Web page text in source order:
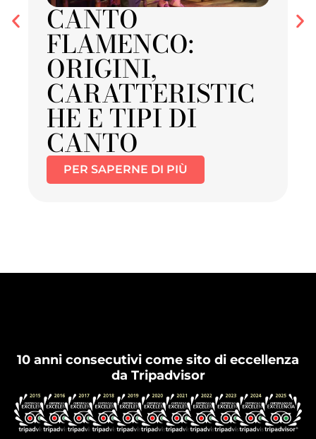
CANTO
FLAMENCO:
ORIGINI,
CARATTERISTIC
HE E TIPI DI
CANTO
PER SAPERNE DI PIÙ
10 anni consecutivi come sito di eccellenza
da Tripadvisor